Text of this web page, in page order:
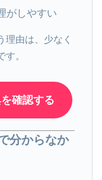
がしやすい
理由は、少なく
。
確認する
分からなか